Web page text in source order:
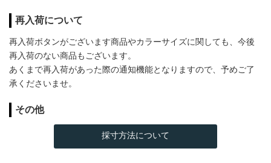
再入荷について
再入荷ボタンがございます商品やカラーサイズに関しても、今後
再入荷のない商品もございます。
あくまで再入荷があった際の通知機能となりますので、予めご了
承くださいませ。
その他
採寸方法について